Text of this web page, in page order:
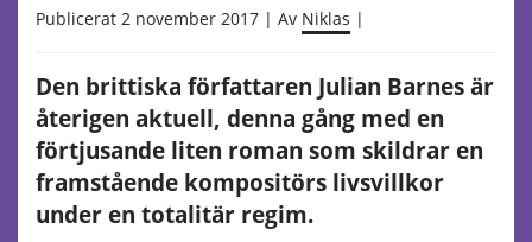
Publicerat 2 november 2017 | Av Niklas |
Den brittiska författaren Julian Barnes är
återigen aktuell, denna gång med en
förtjusande liten roman som skildrar en
framstående kompositörs livsvillkor
under en totalitär regim.